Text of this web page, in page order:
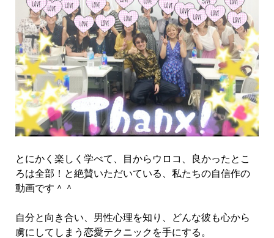
とにかく楽しく学べて、目からウロコ、良かったとこ
ろは全部！と絶賛いただいている、私たちの自信作の
動画です＾＾
自分と向き合い、男性心理を知り、どんな彼も心から
虜にしてしまう恋愛テクニックを手にする。